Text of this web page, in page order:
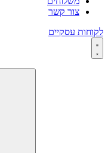
צור קשר
לקוחות עסקיים